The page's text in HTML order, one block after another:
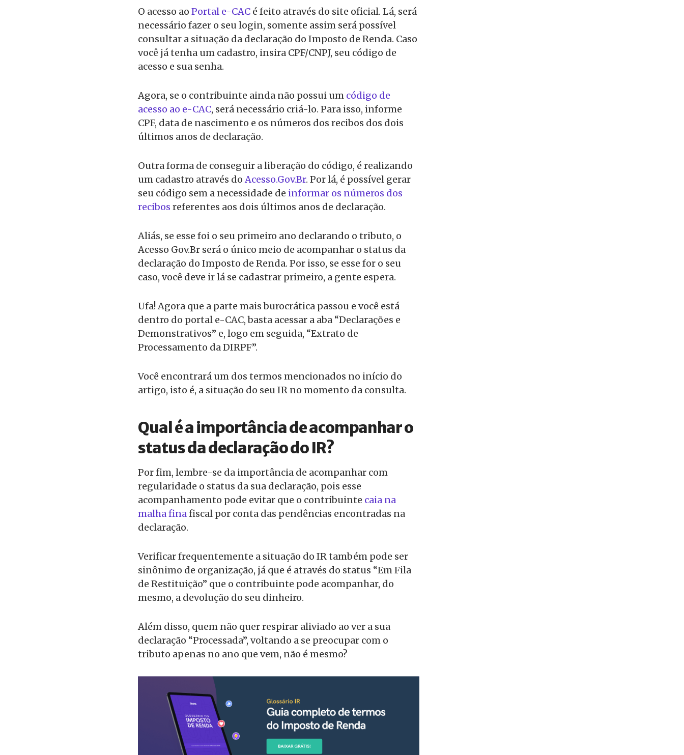
O acesso ao Portal e-CAC é feito através do site oficial. Lá, será
necessário fazer o seu login, somente assim será possível
consultar a situação da declaração do Imposto de Renda. Caso
você já tenha um cadastro, insira CPF/CNPJ, seu código de
acesso e sua senha.
Agora, se o contribuinte ainda não possui um código de
acesso ao e-CAC, será necessário criá-lo. Para isso, informe
CPF, data de nascimento e os números dos recibos dos dois
últimos anos de declaração.
Outra forma de conseguir a liberação do código, é realizando
um cadastro através do Acesso.Gov.Br. Por lá, é possível gerar
seu código sem a necessidade de informar os números dos
recibos referentes aos dois últimos anos de declaração.
Aliás, se esse foi o seu primeiro ano declarando o tributo, o
Acesso Gov.Br será o único meio de acompanhar o status da
declaração do Imposto de Renda. Por isso, se esse for o seu
caso, você deve ir lá se cadastrar primeiro, a gente espera.
Ufa! Agora que a parte mais burocrática passou e você está
dentro do portal e-CAC, basta acessar a aba “Declarações e
Demonstrativos” e, logo em seguida, “Extrato de
Processamento da DIRPF”.
Você encontrará um dos termos mencionados no início do
artigo, isto é, a situação do seu IR no momento da consulta.
Qual é a importância de acompanhar o
status da declaração do IR?
Por fim, lembre-se da importância de acompanhar com
regularidade o status da sua declaração, pois esse
acompanhamento pode evitar que o contribuinte caia na
malha finafiscal por conta das pendências encontradas na
declaração.
Verificar frequentemente a situação do IR também pode ser
sinônimo de organização, já que é através do status “Em Fila
de Restituição” que o contribuinte pode acompanhar, do
mesmo, a devolução do seu dinheiro.
Além disso, quem não quer respirar aliviado ao ver a sua
declaração “Processada”, voltando a se preocupar com o
tributo apenas no ano que vem, não é mesmo?